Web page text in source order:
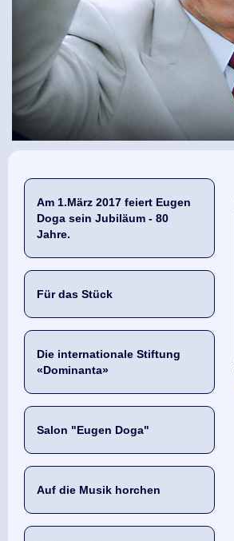
Am 1.März 2017 feiert Eugen
Doga sein Jubiläum - 80
Jahre.
Für das Stück
Die internationale Stiftung
«Dominanta»
Salon "Eugen Doga"
Auf die Musik horchen